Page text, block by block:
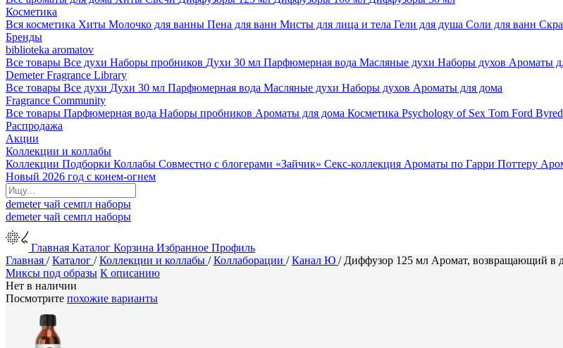
Косметика
Вся косметика Хиты Молочко для ванны Пена для ванн Мисты для лица и тела Гели для душа Соли для ванн
Бренды
biblioteka aromatov
Все товары Все духи Наборы пробников Духи 30 мл Парфюмерная вода Масляные духи Наборы духов Ароматы
Demeter Fragrance Library
Все товары Все духи Духи 30 мл Парфюмерная вода Масляные духи Наборы духов Ароматы для дома
Fragrance Community
Все товары Парфюмерная вода Наборы пробников Ароматы для дома Косметика Psychology of Sex Tom Ford
Распродажа
Акции
Коллекции и коллабы
Коллекции Подборки Коллабы Совместно с блогерами «Зайчик» Секс-коллекция Ароматы по Гарри Поттеру
Новый 2026 год с конем-огнем
demeterчай семпл наборы
demeterчай семпл наборы
Главная Каталог Корзина Избранное Профиль
Главная /Каталог /Коллекции и коллабы /Коллаборации /Канал Ю / Диффузор 125 мл Аромат, возвращающий в
Миксы под образы К описанию
Нет в наличии
Посмотрите похожие варианты